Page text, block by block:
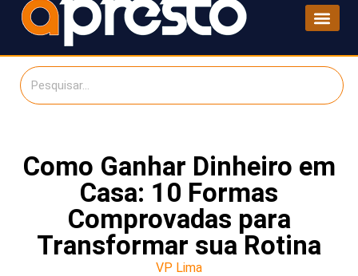
Como Ganhar Dinheiro em
Casa: 10 Formas
Comprovadas para
Transformar sua Rotina
VP Lima